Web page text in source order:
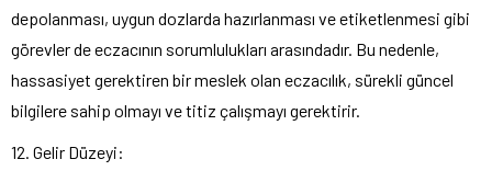
depolanması, uygun dozlarda hazırlanması ve etiketlenmesi gibi
görevler de eczacının sorumlulukları arasındadır. Bu nedenle,
hassasiyet gerektiren bir meslek olan eczacılık, sürekli güncel
bilgilere sahip olmayı ve titiz çalışmayı gerektirir.
12. Gelir Düzeyi: